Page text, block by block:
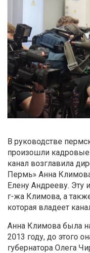
В руководстве
произошли кадровые
канал возглавила
Пермь» Анна
Елену Андрееву.
г-жа Климова, а
которая владеет
Анна Климова была
2013 году, до этого
губернатора Олега